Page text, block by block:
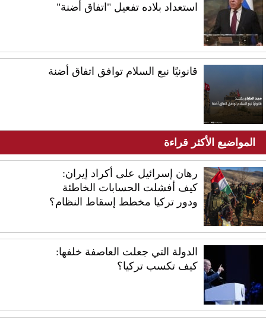
استعداد بلاده تفعيل "اتفاق أضنة"
قانونيًا نبع السلام توافق اتفاق أضنة
المواضيع الأكثر قراءة
رهان إسرائيل على أكراد إيران:
كيف أفشلت الحسابات الخاطئة
ودور تركيا مخطط إسقاط النظام؟
الدولة التي جعلت العاصفة خلفها:
كيف تكسب تركيا؟